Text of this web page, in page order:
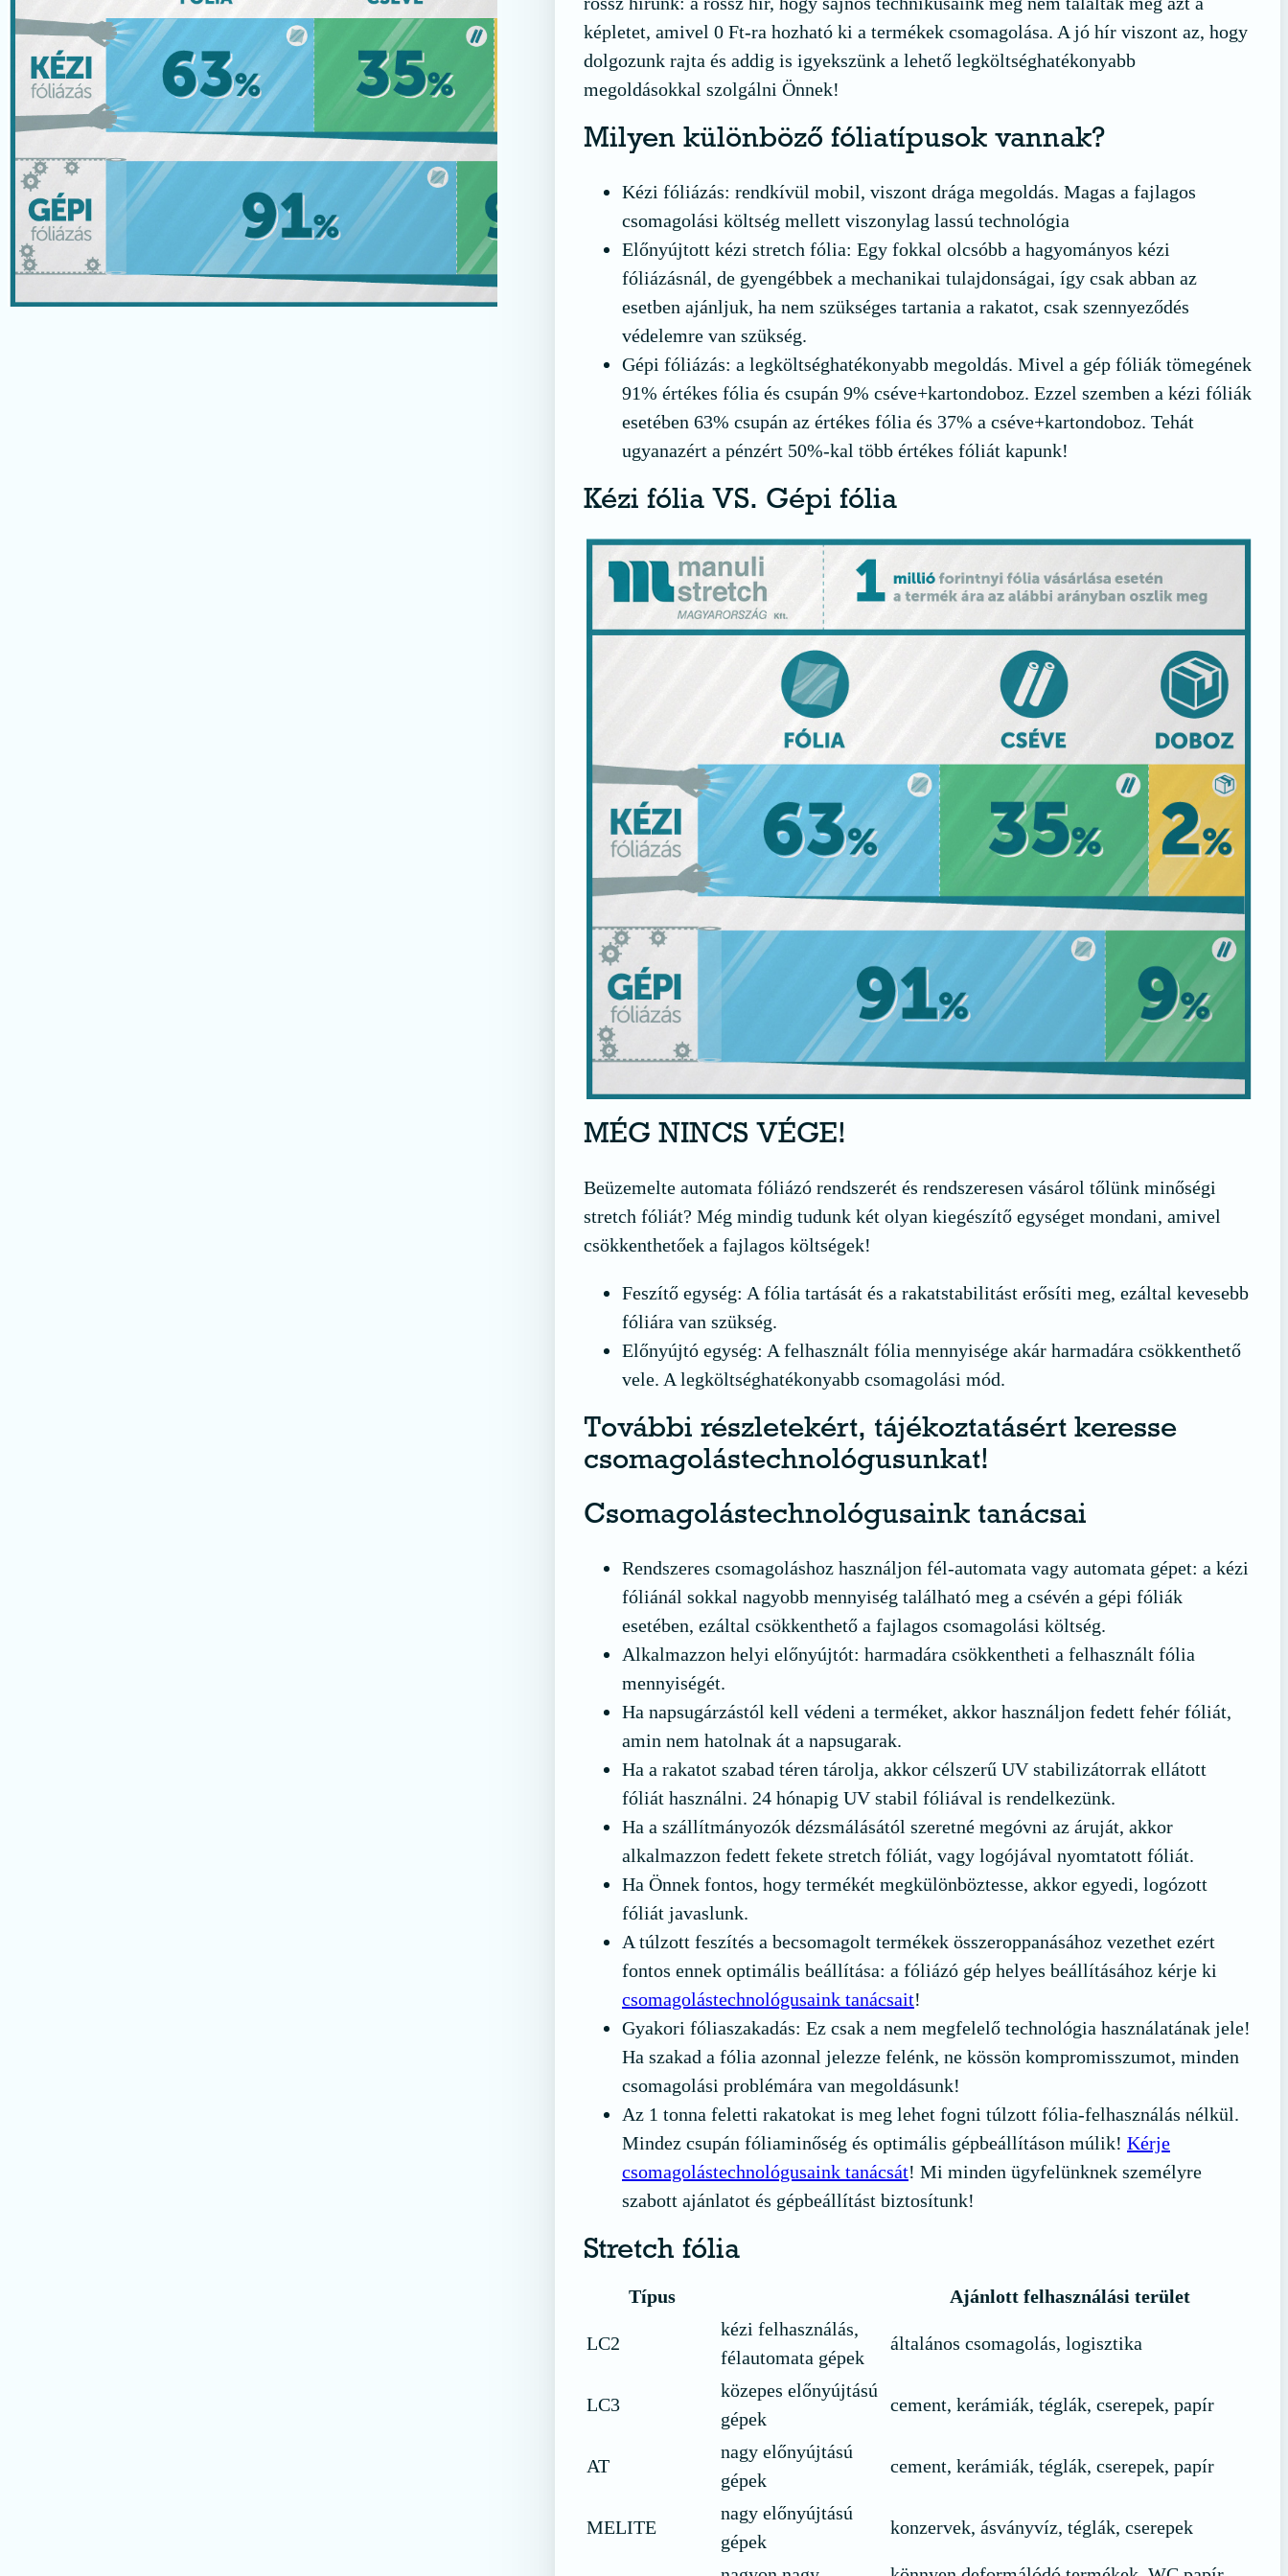
képletet, amivel 0 Ft-ra hozható ki a termékek csomagolása. A jó hír viszont az, hogy
dolgozunk rajta és addig is igyekszünk a lehető legköltséghatékonyabb
megoldásokkal szolgálni Önnek!
Milyen különböző fóliatípusok vannak?
Kézi fóliázás: rendkívül mobil, viszont drága megoldás. Magas a fajlagos
csomagolási költség mellett viszonylag lassú technológia
Előnyújtott kézi stretch fólia: Egy fokkal olcsóbb a hagyományos kézi
fóliázásnál, de gyengébbek a mechanikai tulajdonságai, így csak abban az
esetben ajánljuk, ha nem szükséges tartania a rakatot, csak szennyeződés
védelemre van szükség.
Gépi fóliázás: a legköltséghatékonyabb megoldás. Mivel a gép fóliák tömegének
91% értékes fólia és csupán 9% cséve+kartondoboz. Ezzel szemben a kézi fóliák
esetében 63% csupán az értékes fólia és 37% a cséve+kartondoboz. Tehát
ugyanazért a pénzért 50%-kal több értékes fóliát kapunk!
Kézi fólia VS. Gépi fólia
MÉG NINCS VÉGE!
Beüzemelte automata fóliázó rendszerét és rendszeresen vásárol tőlünk minőségi
stretch fóliát? Még mindig tudunk két olyan kiegészítő egységet mondani, amivel
csökkenthetőek a fajlagos költségek!
Feszítő egység: A fólia tartását és a rakatstabilitást erősíti meg, ezáltal kevesebb
fóliára van szükség.
Előnyújtó egység: A felhasznált fólia mennyisége akár harmadára csökkenthető
vele. A legköltséghatékonyabb csomagolási mód.
További részletekért, tájékoztatásért keresse
csomagolástechnológusunkat!
Csomagolástechnológusaink tanácsai
Rendszeres csomagoláshoz használjon fél-automata vagy automata gépet: a kézi
fóliánál sokkal nagyobb mennyiség található meg a csévén a gépi fóliák
esetében, ezáltal csökkenthető a fajlagos csomagolási költség.
Alkalmazzon helyi előnyújtót: harmadára csökkentheti a felhasznált fólia
mennyiségét.
Ha napsugárzástól kell védeni a terméket, akkor használjon fedett fehér fóliát,
amin nem hatolnak át a napsugarak.
Ha a rakatot szabad téren tárolja, akkor célszerű UV stabilizátorrak ellátott
fóliát használni. 24 hónapig UV stabil fóliával is rendelkezünk.
Ha a szállítmányozók dézsmálásától szeretné megóvni az áruját, akkor
alkalmazzon fedett fekete stretch fóliát, vagy logójával nyomtatott fóliát.
Ha Önnek fontos, hogy termékét megkülönböztesse, akkor egyedi, logózott
fóliát javaslunk.
A túlzott feszítés a becsomagolt termékek összeroppanásához vezethet ezért
fontos ennek optimális beállítása: a fóliázó gép helyes beállításához kérje ki
csomagolástechnológusaink tanácsait!
Gyakori fóliaszakadás: Ez csak a nem megfelelő technológia használatának jele!
Ha szakad a fólia azonnal jelezze felénk, ne kössön kompromisszumot, minden
csomagolási problémára van megoldásunk!
Az 1 tonna feletti rakatokat is meg lehet fogni túlzott fólia-felhasználás nélkül.
Mindez csupán fóliaminőség és optimális gépbeállításon múlik! Kérje
csomagolástechnológusaink tanácsát! Mi minden ügyfelünknek személyre
szabott ajánlatot és gépbeállítást biztosítunk!
Stretch fólia
Típus Ajánlott felhasználási terület
LC2
kézi felhasználás,
félautomata gépek
általános csomagolás, logisztika
LC3
közepes előnyújtású
gépek
cement, kerámiák, téglák, cserepek, papír
AT
nagy előnyújtású
gépek
cement, kerámiák, téglák, cserepek, papír
MELITE
nagy előnyújtású
gépek
konzervek, ásványvíz, téglák, cserepek